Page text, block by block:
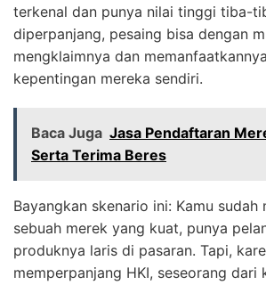
terkenal dan punya nilai tinggi tiba-
diperpanjang, pesaing bisa dengan
mengklaimnya dan
kepentingan mereka sendiri.
Baca Juga Jasa Pendaftaran
Serta Terima Beres
Bayangkan skenario ini: Kamu sudah
sebuah merek yang kuat, punya
produknya laris di pasaran. Tapi,
memperpanjang HKI, seseorang dari